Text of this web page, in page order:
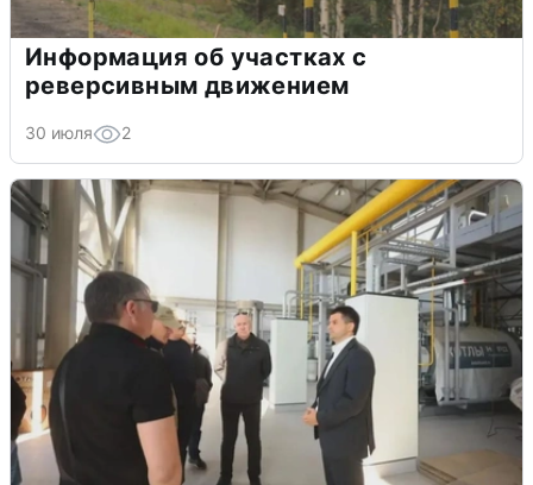
Информация об участках с
реверсивным движением
30 июля 2